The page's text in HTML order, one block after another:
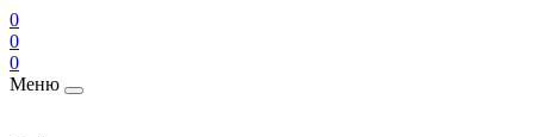
0
0
0
Меню